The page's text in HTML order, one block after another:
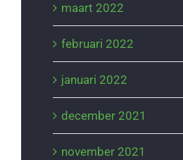
maart 2022
februari 2022
januari 2022
december 2021
november 2021